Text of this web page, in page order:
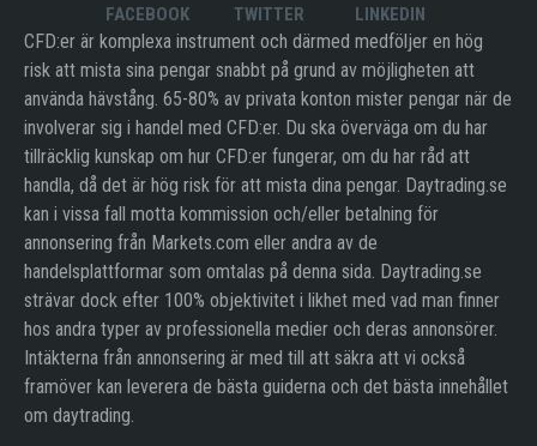
FACEBOOK TWITTER LINKEDIN
CFD:er är komplexa instrument och därmed medföljer en hög
risk att mista sina pengar snabbt på grund av möjligheten att
använda hävstång. 65-80% av privata konton mister pengar när de
involverar sig i handel med CFD:er. Du ska överväga om du har
tillräcklig kunskap om hur CFD:er fungerar, om du har råd att
handla, då det är hög risk för att mista dina pengar. Daytrading.se
kan i vissa fall motta kommission och/eller betalning för
annonsering från Markets.com eller andra av de
handelsplattformar som omtalas på denna sida. Daytrading.se
strävar dock efter 100% objektivitet i likhet med vad man finner
hos andra typer av professionella medier och deras annonsörer.
Intäkterna från annonsering är med till att säkra att vi också
framöver kan leverera de bästa guiderna och det bästa innehållet
om daytrading.